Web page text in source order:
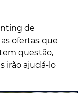
de
ofertas que
questão,
irão ajudá-lo